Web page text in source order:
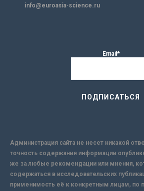
info@euroasia-science.ru
Email*
Администрация сайта не несет никакой
точность содержания информации
же за любые рекомендации или мнения,
содержаться в исследовательских
применимость её к конкретным лицам, по